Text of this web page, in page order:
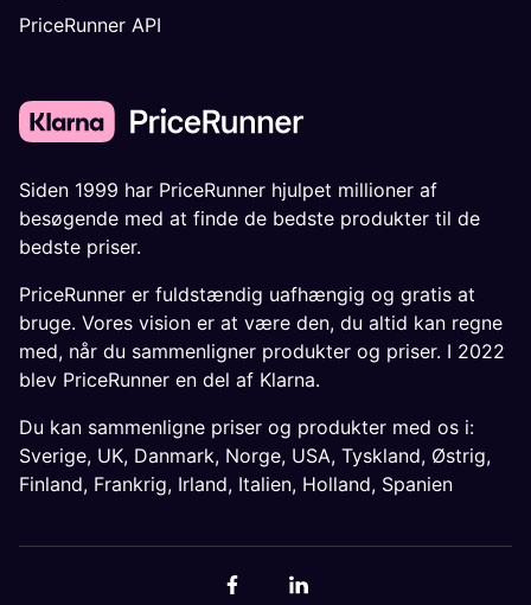
PriceRunner API
Siden 1999 har PriceRunner hjulpet millioner af
besøgende med at finde de bedste produkter til de
bedste priser.
PriceRunner er fuldstændig uafhængig og gratis at
bruge. Vores vision er at være den, du altid kan regne
med, når du sammenligner produkter og priser. I 2022
blev PriceRunner en del af Klarna.
Du kan sammenligne priser og produkter med os i:
Sverige, UK, Danmark, Norge, USA, Tyskland, Østrig,
Finland, Frankrig, Irland, Italien, Holland, Spanien